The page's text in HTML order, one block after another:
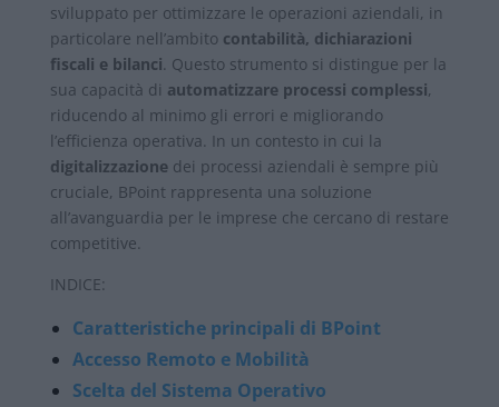
sviluppato per ottimizzare le operazioni aziendali, in
particolare nell’ambito contabilità, dichiarazioni
fiscali e bilanci. Questo strumento si distingue per la
sua capacità di automatizzare processi complessi,
riducendo al minimo gli errori e migliorando
l’efficienza operativa. In un contesto in cui la
digitalizzazionedei processi aziendali è sempre più
cruciale, BPoint rappresenta una soluzione
all’avanguardia per le imprese che cercano di restare
competitive.
INDICE:
Caratteristiche principali di BPoint
Accesso Remoto e Mobilità
Scelta del Sistema Operativo